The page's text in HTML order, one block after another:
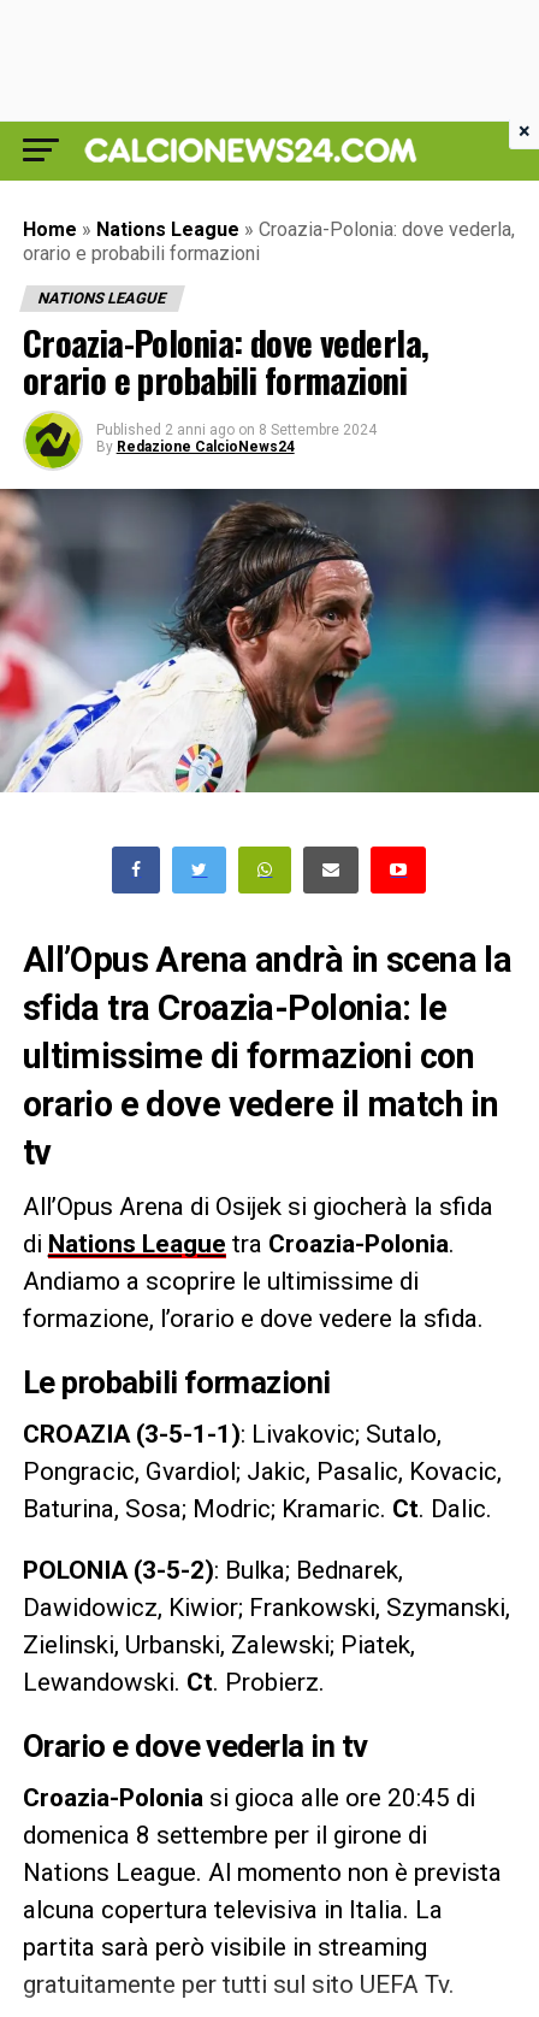
Home » Nations League » Croazia-Polonia: dove vederla,
orario e probabili formazioni
NATIONS LEAGUE
Croazia-Polonia: dove vederla,
orario e probabili formazioni
Published 2 anni ago on 8 Settembre 2024
By Redazione CalcioNews24
All’Opus Arena andrà in scena la
sfida tra Croazia-Polonia: le
ultimissime di formazioni con
orario e dove vedere il match in
tv
All’Opus Arena di Osijek si giocherà la sfida
di Nations League tra Croazia-Polonia.
Andiamo a scoprire le ultimissime di
formazione, l’orario e dove vedere la sfida.
Le probabili formazioni
CROAZIA (3-5-1-1): Livakovic; Sutalo,
Pongracic, Gvardiol; Jakic, Pasalic, Kovacic,
Baturina, Sosa; Modric; Kramaric. Ct. Dalic.
POLONIA (3-5-2): Bulka; Bednarek,
Dawidowicz, Kiwior; Frankowski, Szymanski,
Zielinski, Urbanski, Zalewski; Piatek,
Lewandowski. Ct. Probierz.
Orario e dove vederla in tv
Croazia-Polonia si gioca alle ore 20:45 di
domenica 8 settembre per il girone di
Nations League. Al momento non è prevista
alcuna copertura televisiva in Italia. La
partita sarà però visibile in streaming
gratuitamente per tutti sul sito UEFA Tv.
×